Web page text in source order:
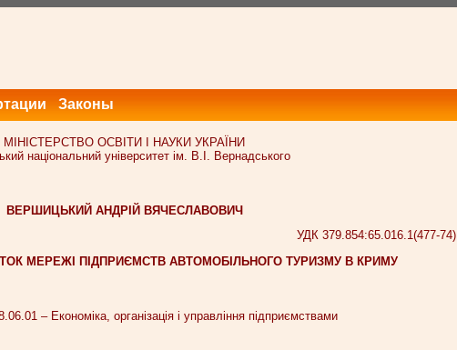
Законы
МІНІСТЕРСТВО ОСВІТИ І НАУКИ УКРАЇНИ
національний університет ім. В.І. Вернадського
ВЕРШИЦЬКИЙ АНДРІЙ ВЯЧЕСЛАВОВИЧ
УДК 379.854:65.016.1(477-74)
МЕРЕЖІ ПІДПРИЄМСТВ АВТОМОБІЛЬНОГО ТУРИЗМУ В КРИМУ
– Економіка, організація і управління підприємствами